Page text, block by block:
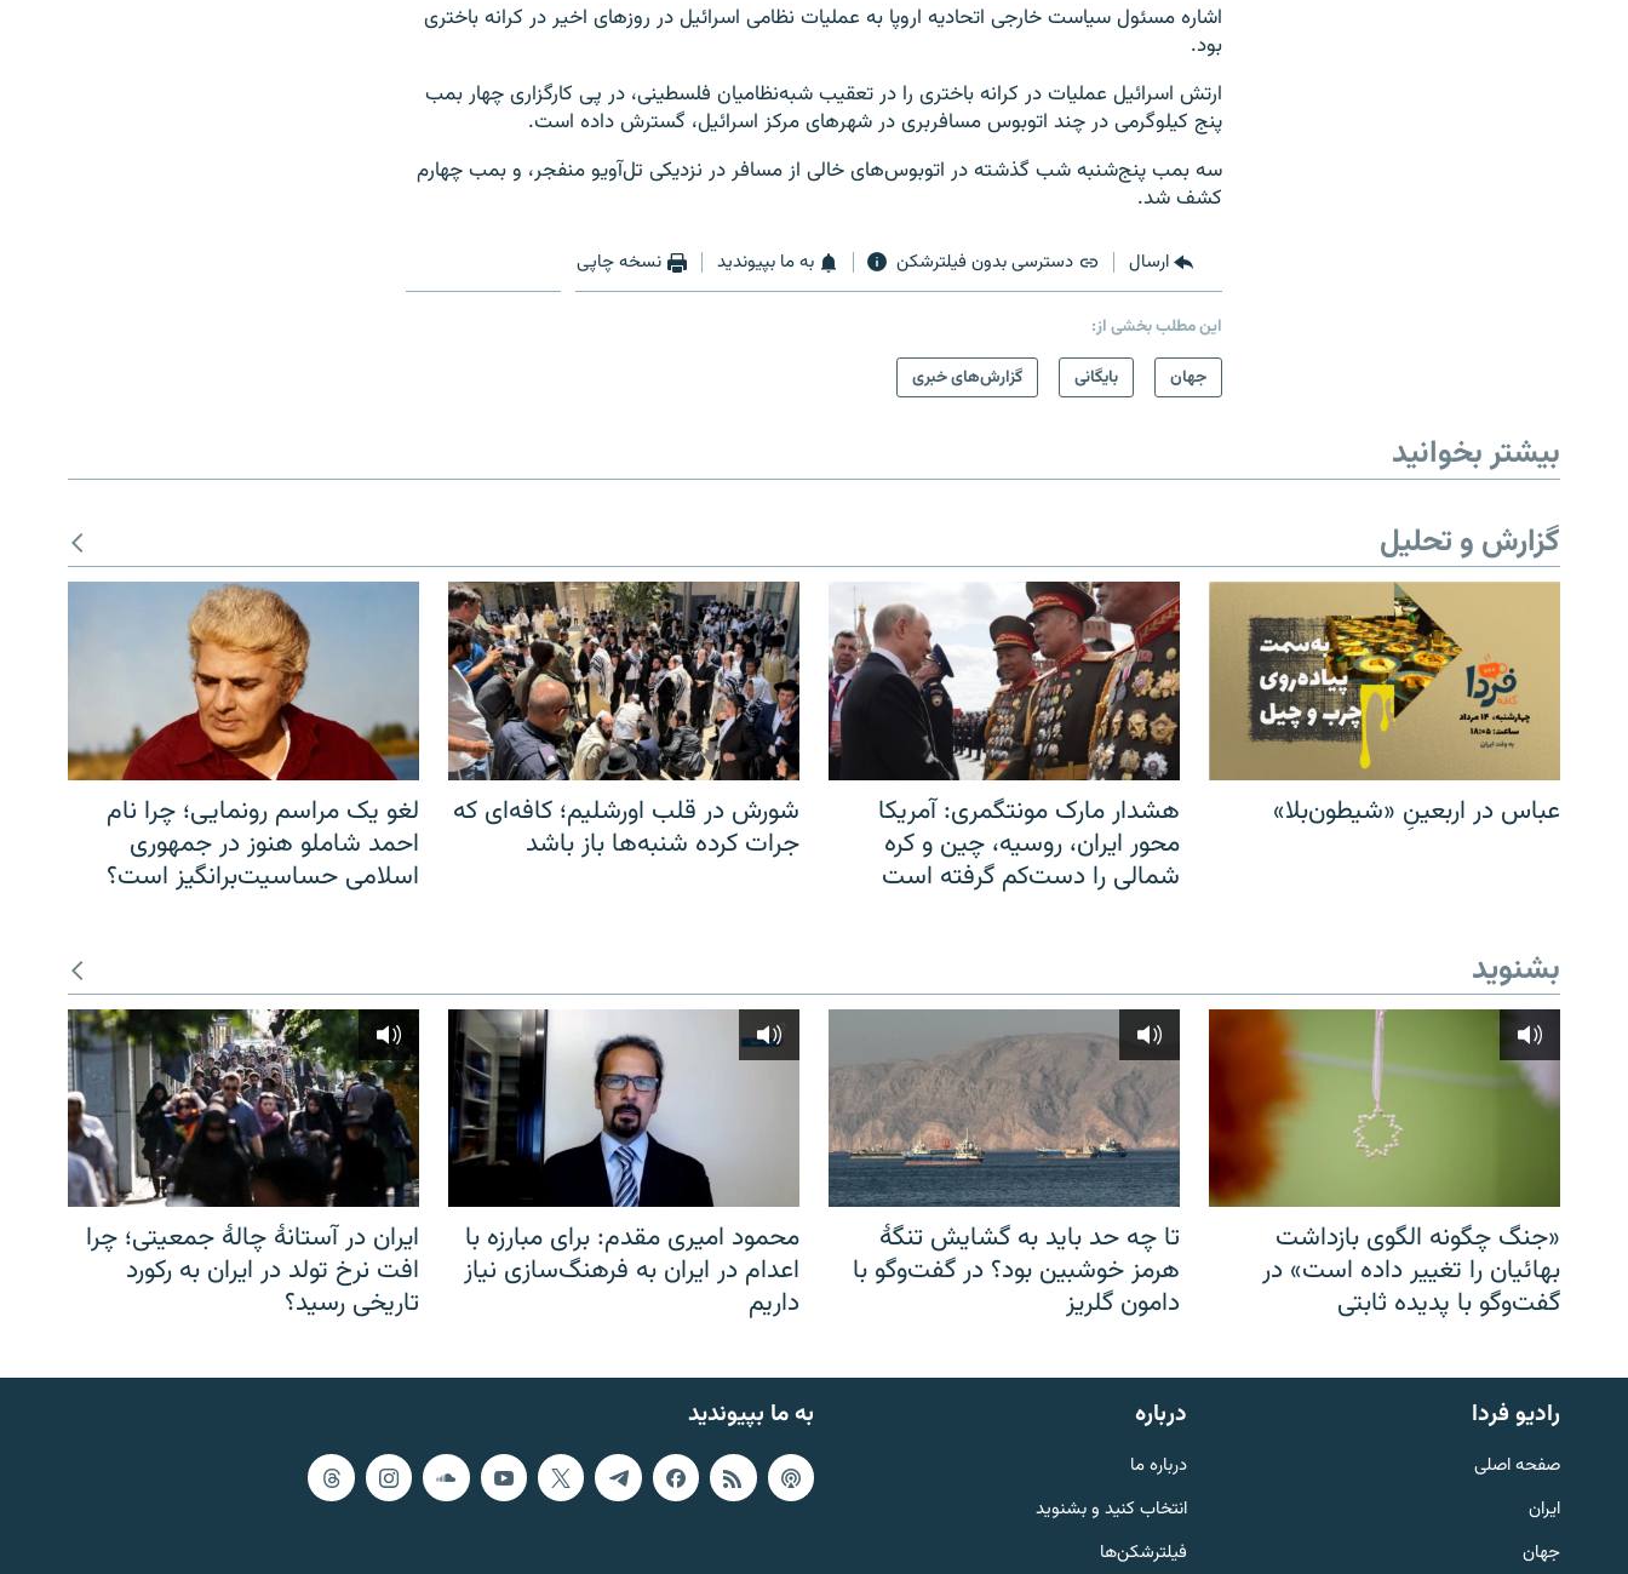
English
به ما بپیوندید
اشاره مسئول سیاست خارجی اتحادیه اروپا به عملیات نظامی اسرائیل در روزهای اخیر در کرانه باختری
بود.
ارتش اسرائیل عملیات در کرانه باختری را در تعقیب شبه‌نظامیان فلسطینی، در پی کارگزاری چهار بمب
پنج کیلوگرمی در چند اتوبوس مسافربری در شهرهای مرکز اسرائیل، گسترش داده است.
سه بمب‌ پنج‌شنبه شب گذشته در اتوبوس‌های خالی از مسافر در نزدیکی تل‌آویو منفجر، و بمب چهارم
کشف شد.
ارسال دسترسی بدون فیلترشکن به ما بپیوندید نسخه چاپی
این مطلب بخشی از:
جهان
بایگانی گزارش‌های خبری
بیشتر بخوانید
گزارش و تحلیل
عباس در اربعینِ «شیطون‌بلا»
هشدار مارک مونتگمری: آمریکا
محور ایران، روسیه، چین و کره
شمالی را دست‌کم گرفته است
شورش در قلب اورشلیم؛ کافه‌ای که
جرات کرده شنبه‌ها باز باشد
لغو یک مراسم رونمایی؛ چرا نام
احمد شاملو هنوز در جمهوری
اسلامی حساسیت‌برانگیز است؟
بشنوید
«جنگ چگونه الگوی بازداشت
بهائیان را تغییر داده است» در
گفت‌وگو با پدیده ثابتی
تا چه حد باید به گشایش تنگهٔ
هرمز خوشبین بود؟ در گفت‌وگو با
دامون گلریز
محمود امیری مقدم: برای مبارزه با
اعدام در ایران به فرهنگ‌سازی نیاز
داریم
ایران در آستانهٔ چالهٔ جمعیتی؛ چرا
افت نرخ تولد در ایران به رکورد
تاریخی رسید؟
به ما بپیوندید رادیو فردا
صفحه اصلی
ایران
جهان
درباره
درباره ما
انتخاب کنید و بشنوید
فیلترشکن‌ها